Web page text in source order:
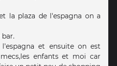
la plaza de l'espagna on a
et ensuite on est
enfants et moi car